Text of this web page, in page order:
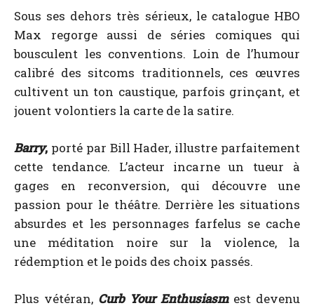
Sous ses dehors très sérieux, le catalogue HBO
Max regorge aussi de séries comiques qui
bousculent les conventions. Loin de l’humour
calibré des sitcoms traditionnels, ces œuvres
cultivent un ton caustique, parfois grinçant, et
jouent volontiers la carte de la satire.
Barry, porté par Bill Hader, illustre parfaitement
cette tendance. L’acteur incarne un tueur à
gages en reconversion, qui découvre une
passion pour le théâtre. Derrière les situations
absurdes et les personnages farfelus se cache
une méditation noire sur la violence, la
rédemption et le poids des choix passés.
Plus vétéran, Curb Your Enthusiasmest devenu